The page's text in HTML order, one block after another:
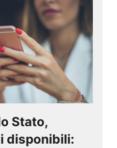
Stato,
disponibili: